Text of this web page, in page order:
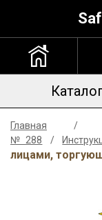
Главная /
№288 /
лицами,